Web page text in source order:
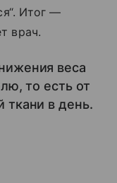
Итог —
врач.
веса
то есть от
ткани в день.